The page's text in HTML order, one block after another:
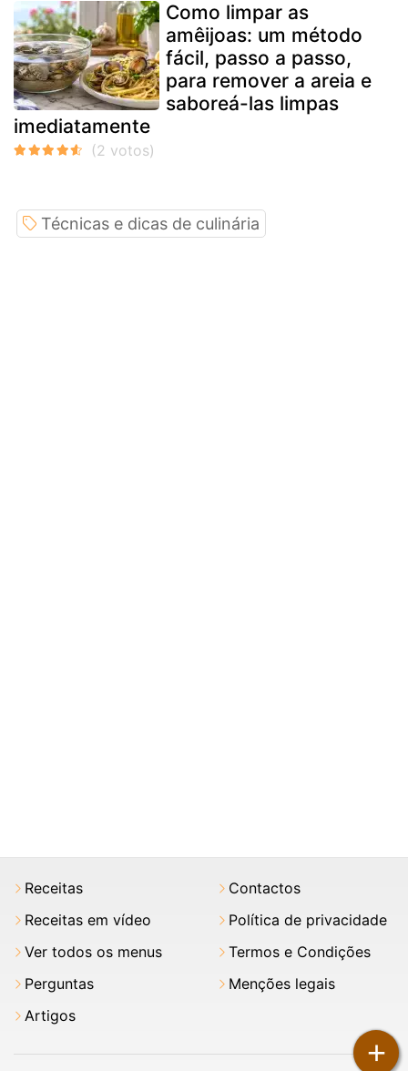
Como limpar as
amêijoas: um método
fácil, passo a passo,
para remover a areia e
saboreá-las limpas
imediatamente
+
Técnicas e dicas de culinária
Receitas
Receitas em vídeo
Ver todos os menus
Perguntas
Artigos
Contactos
Política de privacidade
Termos e Condições
Menções legais